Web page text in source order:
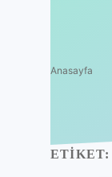
Anasayfa
ETIKET: